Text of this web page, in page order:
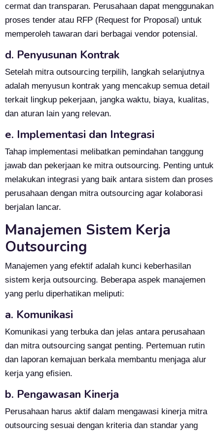
cermat dan transparan. Perusahaan dapat menggunakan
proses tender atau RFP (Request for Proposal) untuk
memperoleh tawaran dari berbagai vendor potensial.
d. Penyusunan Kontrak
Setelah mitra outsourcing terpilih, langkah selanjutnya
adalah menyusun kontrak yang mencakup semua detail
terkait lingkup pekerjaan, jangka waktu, biaya, kualitas,
dan aturan lain yang relevan.
e. Implementasi dan Integrasi
Tahap implementasi melibatkan pemindahan tanggung
jawab dan pekerjaan ke mitra outsourcing. Penting untuk
melakukan integrasi yang baik antara sistem dan proses
perusahaan dengan mitra outsourcing agar kolaborasi
berjalan lancar.
Manajemen Sistem Kerja
Outsourcing
Manajemen yang efektif adalah kunci keberhasilan
sistem kerja outsourcing. Beberapa aspek manajemen
yang perlu diperhatikan meliputi:
a. Komunikasi
Komunikasi yang terbuka dan jelas antara perusahaan
dan mitra outsourcing sangat penting. Pertemuan rutin
dan laporan kemajuan berkala membantu menjaga alur
kerja yang efisien.
b. Pengawasan Kinerja
Perusahaan harus aktif dalam mengawasi kinerja mitra
outsourcing sesuai dengan kriteria dan standar yang